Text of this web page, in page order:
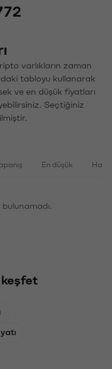
varlıkların zaman
tabloyu kullanarak
ve en düşük fiyatları
Seçtiğiniz
En düşük
keşfet